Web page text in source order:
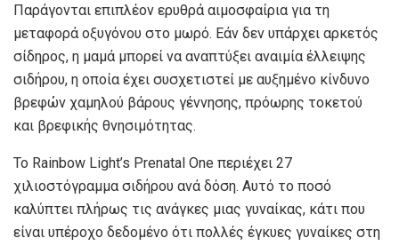
Παράγονται επιπλέον ερυθρά αιμοσφαίρια για τη
μεταφορά οξυγόνου στο μωρό. Εάν δεν υπάρχει αρκετός
σίδηρος, η μαμά μπορεί να αναπτύξει αναιμία έλλειψης
σιδήρου, η οποία έχει συσχετιστεί με αυξημένο κίνδυνο
βρεφών χαμηλού βάρους γέννησης, πρόωρης τοκετού
και βρεφικής θνησιμότητας.
Το Rainbow Light’s Prenatal One περιέχει 27
χιλιοστόγραμμα σιδήρου ανά δόση. Αυτό το ποσό
καλύπτει πλήρως τις ανάγκες μιας γυναίκας, κάτι που
είναι υπέροχο δεδομένο ότι πολλές έγκυες γυναίκες στη